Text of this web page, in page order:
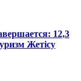
12,3
Жетісу